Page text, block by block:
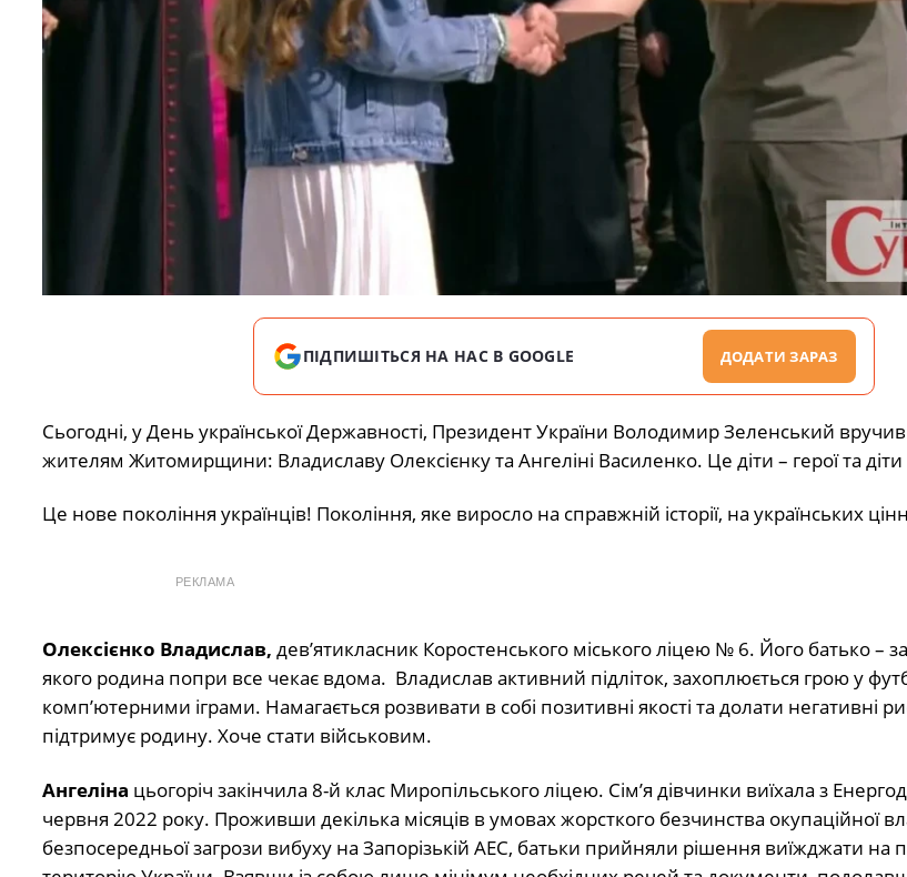
ПІДПИШІТЬСЯ НА НАС В GOOGLE ДОДАТИ ЗАРАЗ
Сьогодні, у День української Державності, Президент України Володимир Зеленський
жителям Житомирщини: Владиславу Олексієнку та Ангеліні Василенко. Це діти – герої та діти
Це нове покоління українців! Покоління, яке виросло на справжній історії, на українських
РЕКЛАМА
Олексієнко Владислав, дев’ятикласник Коростенського міського ліцею № 6. Його батько –
якого родина попри все чекає вдома. Владислав активний підліток, захоплюється грою у
комп’ютерними іграми. Намагається розвивати в собі позитивні якості та долати негативні
підтримує родину. Хоче стати військовим.
Ангеліна цьогоріч закінчила 8-й клас Миропільського ліцею. Сім’я дівчинки виїхала з
червня 2022 року. Проживши декілька місяців в умовах жорсткого безчинства окупаційної
безпосередньої загрози вибуху на Запорізькій АЕС, батьки прийняли рішення виїжджати на